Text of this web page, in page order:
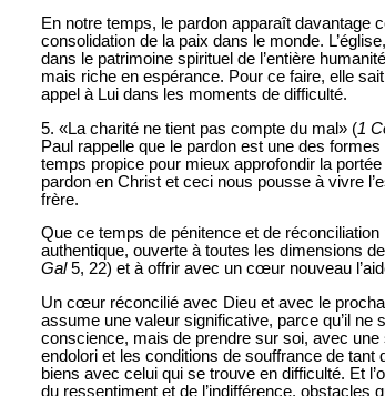
En notre temps, le pardon apparaît davantage
consolidation de la paix dans le monde.
dans le patrimoine spirituel de l’entière
mais riche en espérance. Pour ce faire, elle
appel à Lui dans les moments de difficulté.
5. «La charité ne tient pas compte du mal» (1
Paul rappelle que le pardon est une des
temps propice pour mieux approfondir la
pardon en Christ et ceci nous pousse à vivre
frère.
Que ce temps de pénitence et de
authentique, ouverte à toutes les dimensions
Gal5, 22) et à offrir avec un cœur nouveau
Un cœur réconcilié avec Dieu et avec le
assume une valeur significative, parce qu’il ne
conscience, mais de prendre sur soi, avec
endolori et les conditions de souffrance de
biens avec celui qui se trouve en difficulté. Et
du ressentiment et de l’indifférence, obstacles